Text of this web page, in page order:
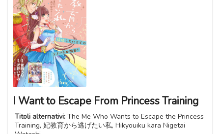
I Want to Escape From Princess Training
Titoli alternativi: The Me Who Wants to Escape the Princess
Training, 妃教育から逃げたい私, Hikyouiku kara Nigetai